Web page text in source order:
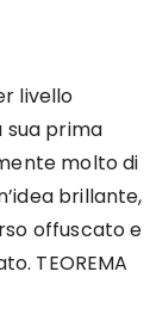
livello
sua prima
molto di
brillante,
offuscato e
TEOREMA